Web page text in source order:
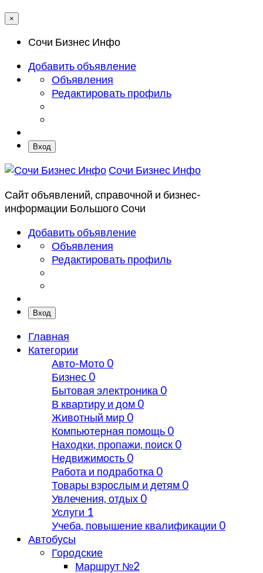
×
Сочи Бизнес Инфо
Добавить объявление
Объявления
Редактировать профиль
Вход
Сочи Бизнес Инфо
Сайт объявлений, справочной и бизнес-
информации Большого Сочи
Добавить объявление
Объявления
Редактировать профиль
Вход
Главная
Категории
Авто-Мото 0
Бизнес 0
Бытовая электроника 0
В квартиру и дом 0
Животный мир 0
Компьютерная помощь 0
Находки, пропажи, поиск 0
Недвижимость 0
Работа и подработка 0
Товары взрослым и детям 0
Увлечения, отдых 0
Услуги 1
Учеба, повышение квалификации 0
Автобусы
Городские
Маршрут №2